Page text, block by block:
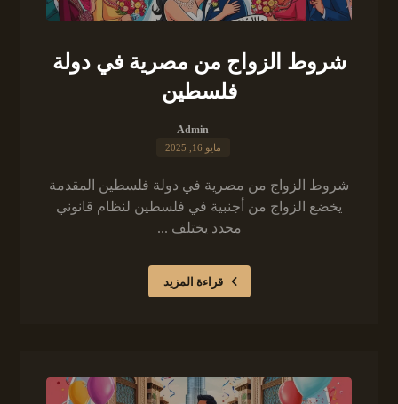
شروط الزواج من مصرية في دولة
فلسطين
Admin
مايو 16, 2025
شروط الزواج من مصرية في دولة فلسطين المقدمة
يخضع الزواج من أجنبية في فلسطين لنظام قانوني
محدد يختلف ...
قراءة المزيد